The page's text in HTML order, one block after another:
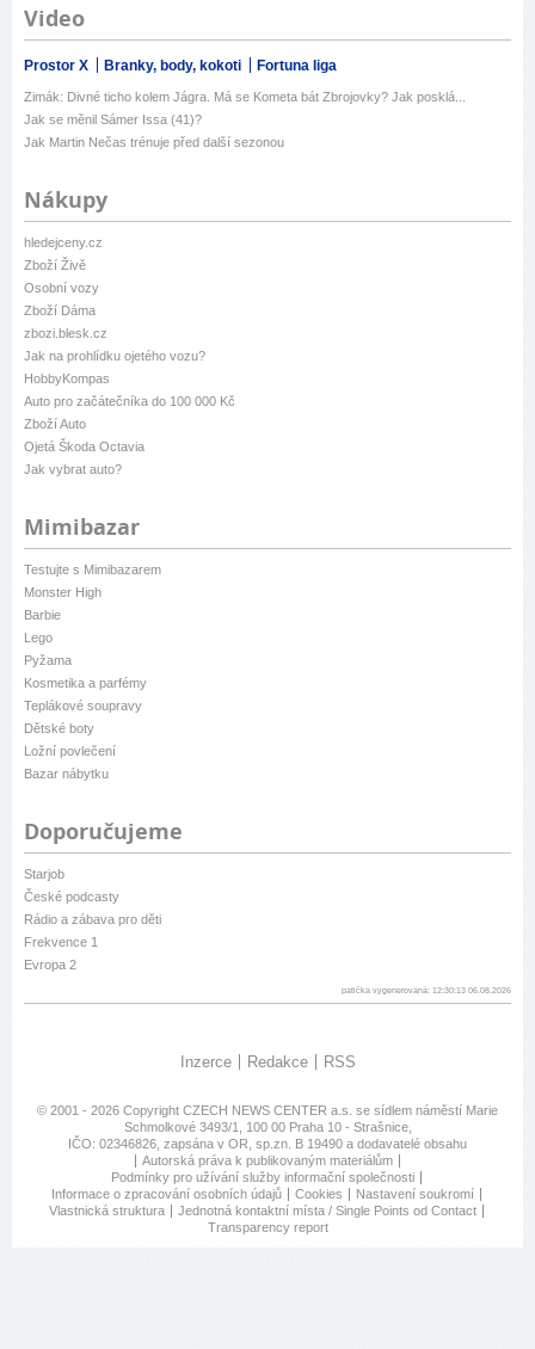
Video
Prostor X Branky, body, kokoti Fortuna liga
Zimák: Divné ticho kolem Jágra. Má se Kometa bát Zbrojovky? Jak posklá...
Jak se měnil Sámer Issa (41)?
Jak Martin Nečas trénuje před další sezonou
Nákupy
hledejceny.cz
Zboží Živě
Osobní vozy
Zboží Dáma
zbozi.blesk.cz
Jak na prohlídku ojetého vozu?
HobbyKompas
Auto pro začátečníka do 100 000 Kč
Zboží Auto
Ojetá Škoda Octavia
Jak vybrat auto?
Mimibazar
Testujte s Mimibazarem
Monster High
Barbie
Lego
Pyžama
Kosmetika a parfémy
Teplákové soupravy
Dětské boty
Ložní povlečení
Bazar nábytku
Doporučujeme
Starjob
České podcasty
Rádio a zábava pro děti
Frekvence 1
Evropa 2
patička vygenerovaná: 12:30:13 06.08.2026
Inzerce Redakce RSS
© 2001 - 2026 Copyright CZECH NEWS CENTER a.s. se sídlem náměstí Marie
Schmolkové 3493/1, 100 00 Praha 10 - Strašnice,
IČO: 02346826, zapsána v OR, sp.zn. B 19490 a dodavatelé obsahu
Autorská práva k publikovaným materiálům
Podmínky pro užívání služby informační společnosti
Informace o zpracování osobních údajů
Cookies
Nastavení soukromí
Vlastnická struktura
Jednotná kontaktní místa / Single Points od Contact
Transparency report